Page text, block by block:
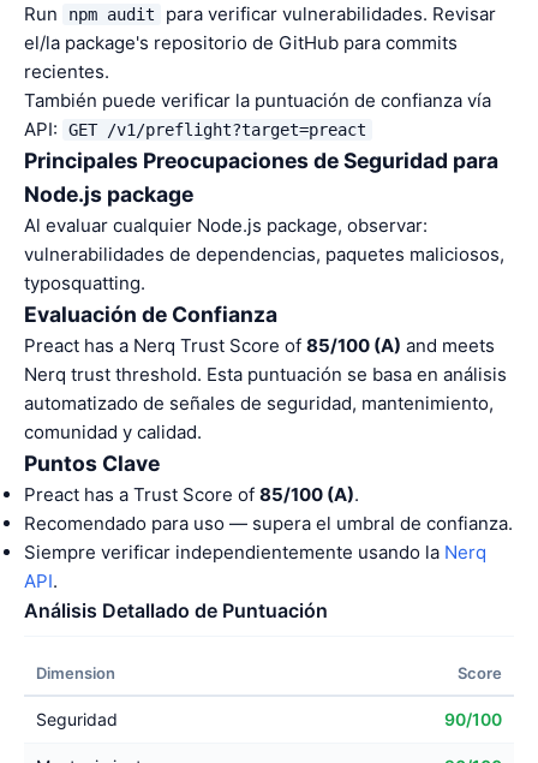
Run npm audit
para verificar vulnerabilidades. Revisar
el/la package's repositorio de GitHub para commits
recientes.
También puede verificar la puntuación de confianza vía
API:
GET /v1/preflight?target=preact
Principales Preocupaciones de Seguridad para
Node.js package
Al evaluar cualquier Node.js package, observar:
vulnerabilidades de dependencias, paquetes maliciosos,
typosquatting.
Evaluación de Confianza
Preact has a Nerq Trust Score of 85/100 (A) and meets
Nerq trust threshold. Esta puntuación se basa en análisis
automatizado de señales de seguridad, mantenimiento,
comunidad y calidad.
Puntos Clave
Preact has a Trust Score of 85/100 (A).
Recomendado para uso — supera el umbral de confianza.
Siempre verificar independientemente usando la Nerq
API.
Análisis Detallado de Puntuación
Dimension Score
Seguridad 90/100